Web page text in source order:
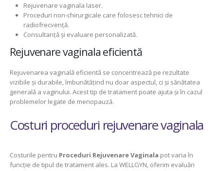
Rejuvenare vaginala laser.
Proceduri non-chirurgicale care folosesc tehnici de
radiofrecvență.
Consultanță și evaluare personalizată.
Rejuvenare vaginala eficientă
Rejuvenarea vaginală eficientă se concentrează pe rezultate
vizibile și durabile, îmbunătățind nu doar aspectul, ci și sănătatea
generală a vaginului. Acest tip de tratament poate ajuta și în cazul
problemelor legate de menopauză.
Costuri proceduri rejuvenare vaginala
Costurile pentru Proceduri Rejuvenare Vaginala pot varia în
funcție de tipul de tratament ales. La WELLGYN, oferim evaluări